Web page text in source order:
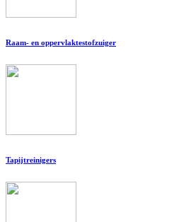
Raam- en oppervlaktestofzuiger
Tapijtreinigers